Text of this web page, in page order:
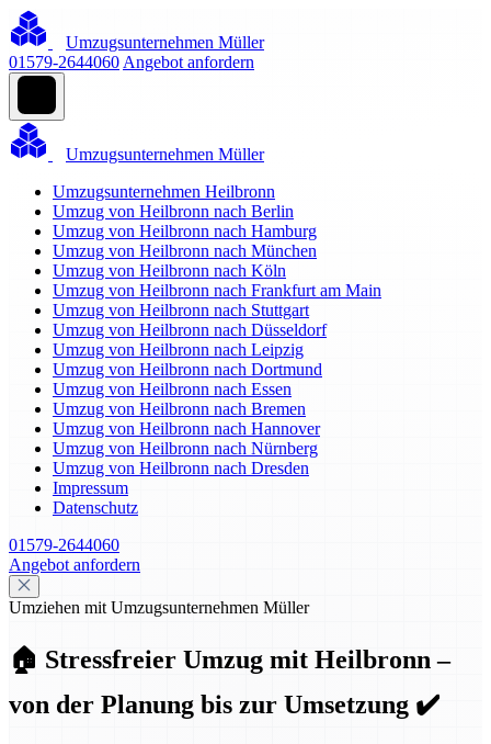
Umzugsunternehmen Müller
01579-2644060 Angebot anfordern
Umzugsunternehmen Müller
Umzugsunternehmen Heilbronn
Umzug von Heilbronn nach Berlin
Umzug von Heilbronn nach Hamburg
Umzug von Heilbronn nach München
Umzug von Heilbronn nach Köln
Umzug von Heilbronn nach Frankfurt am Main
Umzug von Heilbronn nach Stuttgart
Umzug von Heilbronn nach Düsseldorf
Umzug von Heilbronn nach Leipzig
Umzug von Heilbronn nach Dortmund
Umzug von Heilbronn nach Essen
Umzug von Heilbronn nach Bremen
Umzug von Heilbronn nach Hannover
Umzug von Heilbronn nach Nürnberg
Umzug von Heilbronn nach Dresden
Impressum
Datenschutz
01579-2644060
Angebot anfordern
Umziehen mit Umzugsunternehmen Müller
🏠 Stressfreier Umzug mit Heilbronn –
von der Planung bis zur Umsetzung ✔️